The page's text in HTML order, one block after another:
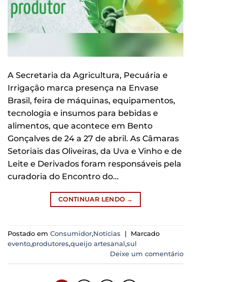
A Secretaria da Agricultura, Pecuária e
Irrigação marca presença na Envase
Brasil, feira de máquinas, equipamentos,
tecnologia e insumos para bebidas e
alimentos, que acontece em Bento
Gonçalves de 24 a 27 de abril. As Câmaras
Setoriais das Oliveiras, da Uva e Vinho e de
Leite e Derivados foram responsáveis pela
curadoria do Encontro do…
CONTINUAR LENDO →
Postado em Consumidor,Notícias |
Marcado
evento,produtores,queijo artesanal,sul
Deixe um comentário